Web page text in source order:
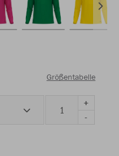
Größentabelle
+
-